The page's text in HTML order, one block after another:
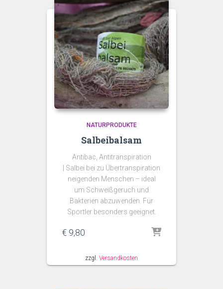
NATURPRODUKTE
Salbeibalsam
Antibac, Antitranspiration
| Salbei bei zu Übertranspiration
neigenden Menschen – ideal
um Schweißgeruch und
Bakterien abzuwenden. Für
Sportler besonders geeignet.
€ 9,80
zzgl. Versandkosten